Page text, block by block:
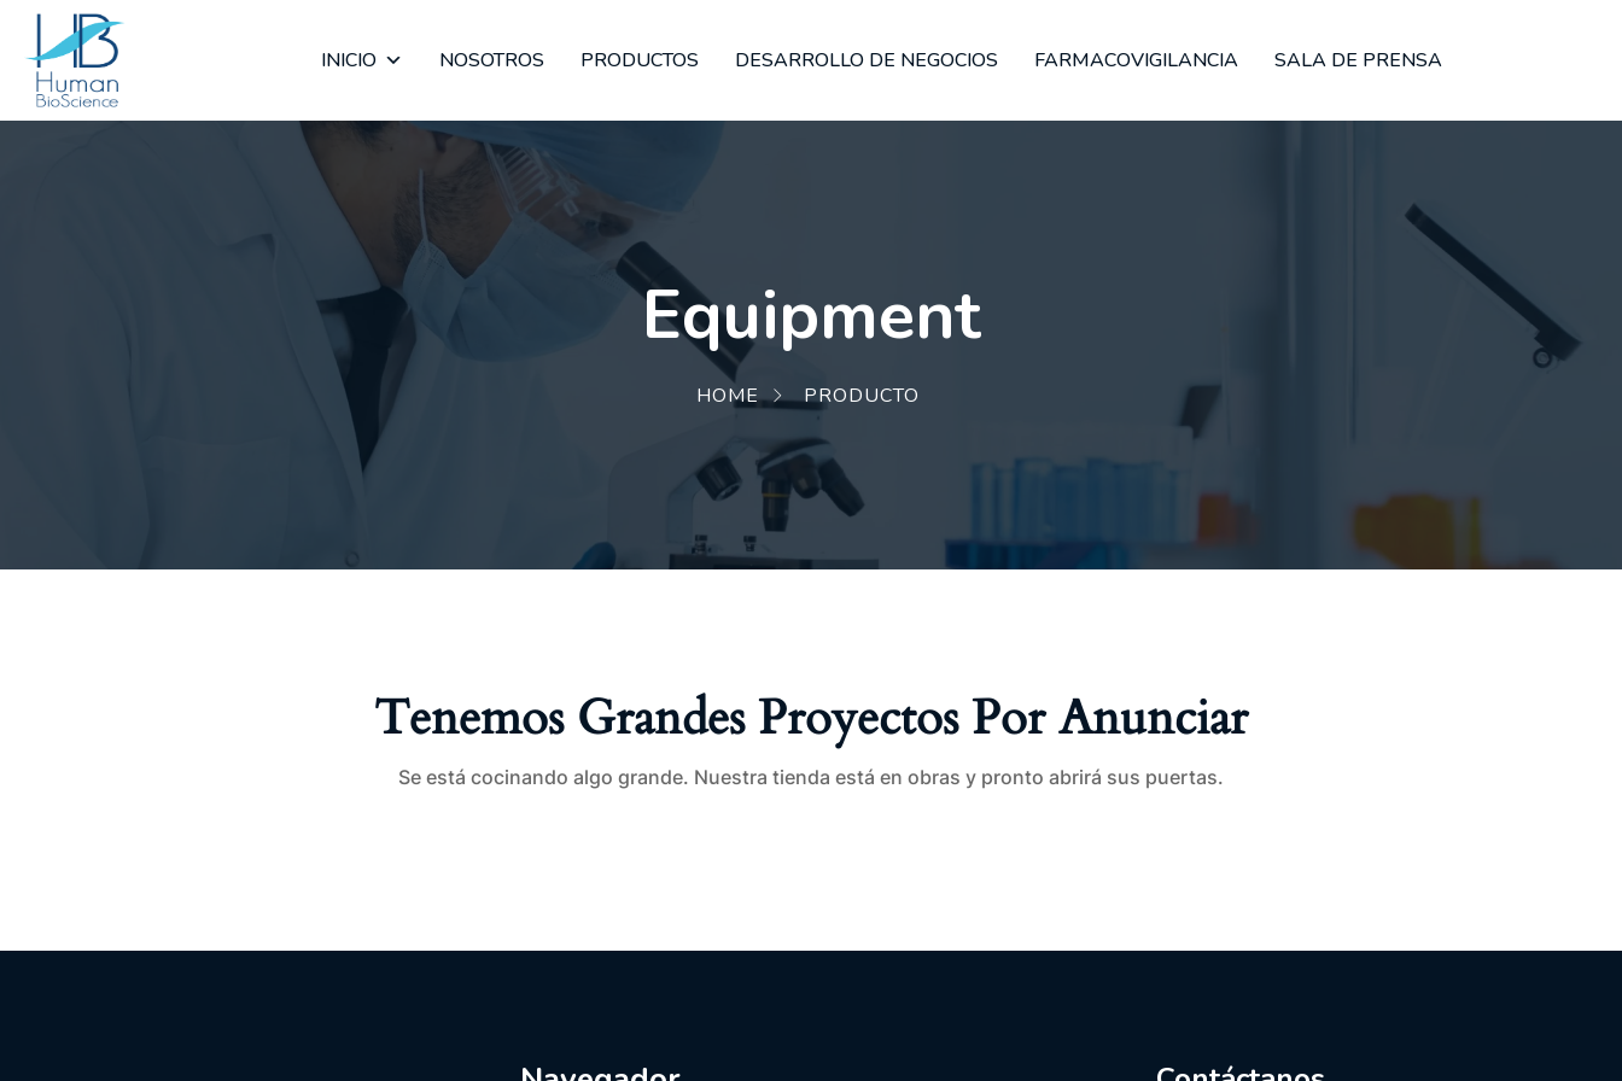
INICIO NOSOTROS PRODUCTOS DESARROLLO DE NEGOCIOS FARMACOVIGILANCIA SALA DE PRENSA
Equipment
HOME PRODUCTO
Tenemos Grandes Proyectos Por Anunciar
Se está cocinando algo grande. Nuestra tienda está en obras y pronto abrirá sus puertas.